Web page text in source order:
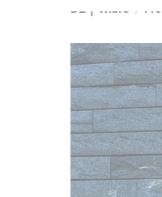
DE | Wibre